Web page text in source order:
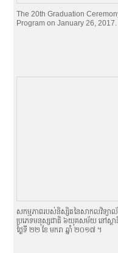
The 20th Graduation
Program on January 26, 2017.
សកម្មភាពរបស់និស្សិតនៃសាកលវិទ្យាល័
ប្រភេទមនុស្សជាតិ ៦យុគសម័យ នៅស្ថា
ថ្ងៃទី ២២ ខែ មករា ឆ្នាំ ២០១៧ ។